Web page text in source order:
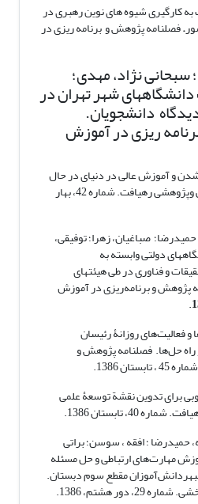
کارگیری شیوه های نوین رهبری در
.فصلنامه پژوهش و برنامه ریزی در
نژاد، مهدی؛
شهر تهران در
دانشجویان.
ریزی در آموزش
و آموزش عالی در دنیای در حال
تغییر. فصلنامه سیاست علمی وپژوهشی رهیافت. شماره 42، بهار
صباغیان، زهرا؛ توفیقی،
دولتی وابسته به
فناوری در طی هیئتهای
1385. فصلنامه پژوهش و برنامه‌ریزی در آموزش
.
فعالیت‌های روزانۀ رئیسان
راه حل‌ها. فصلنامه پژوهش و
1386.
برای تدوین نقشة توسعۀ علمی
تابستان 1386.
حمیدرضا ؛ افقه ، سوسن؛ براتی
مهارت‌های ارتباطی و حل مسئله
مقطع سوم دبستان.
دور هشتم، 1386.